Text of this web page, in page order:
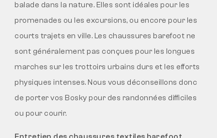
balade dans la nature. Elles sont idéales pour les
promenades ou les excursions, ou encore pour les
courts trajets en ville. Les chaussures barefoot ne
sont généralement pas conçues pour les longues
marches sur les trottoirs urbains durs et les efforts
physiques intenses. Nous vous déconseillons donc
de porter vos Bosky pour des randonnées difficiles
ou pour courir.